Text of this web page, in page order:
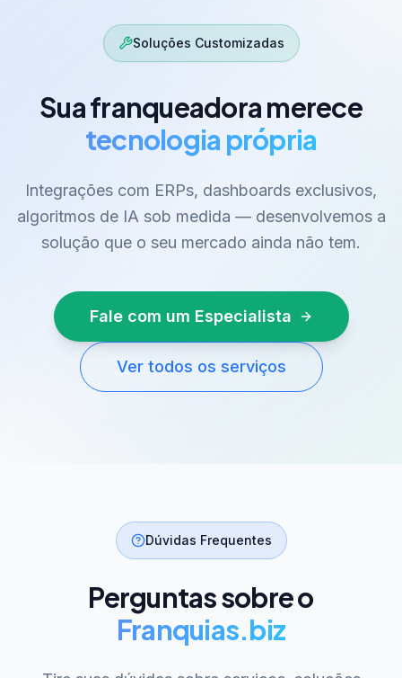
Soluções Customizadas
Sua franqueadora merece
tecnologia própria
Integrações com ERPs, dashboards exclusivos,
algoritmos de IA sob medida — desenvolvemos a
solução que o seu mercado ainda não tem.
Fale com um Especialista
Ver todos os serviços
Dúvidas Frequentes
Perguntas sobre o
Franquias.biz